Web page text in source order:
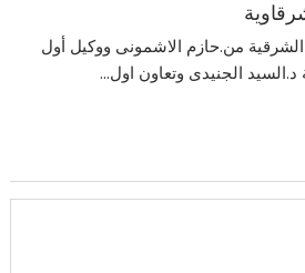
من.حازم الاشمونى ووكيل أول
د.السيد الجنيدى وتعاون اول...